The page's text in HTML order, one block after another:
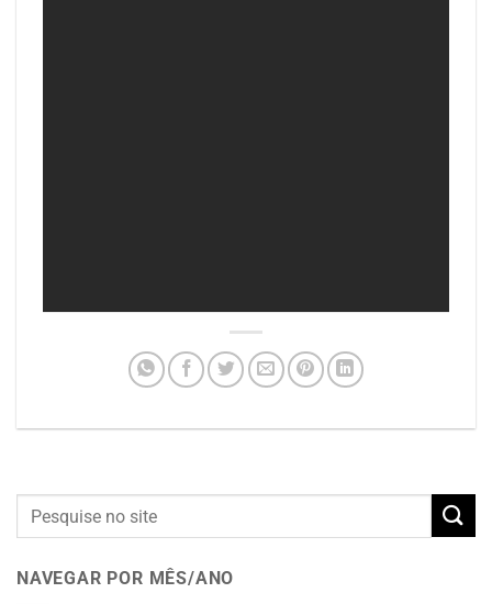
NAVEGAR POR MÊS/ANO